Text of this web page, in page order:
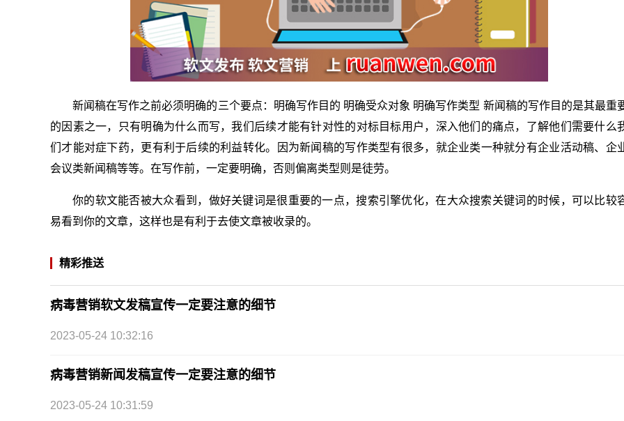
新闻稿在写作之前必须明确的三个要点：明确写作目的 明确受众对象 明确写作类型 新闻稿的写作目的是其最重
的因素之一，只有明确为什么而写，我们后续才能有针对性的对标目标用户，深入他们的痛点，了解他们需要什么
们才能对症下药，更有利于后续的利益转化。因为新闻稿的写作类型有很多，就企业类一种就分有企业活动稿、企
会议类新闻稿等等。在写作前，一定要明确，否则偏离类型则是徒劳。
你的软文能否被大众看到，做好关键词是很重要的一点，搜索引擎优化，在大众搜索关键词的时候，可以比较
易看到你的文章，这样也是有利于去使文章被收录的。
精彩推送
病毒营销软文发稿宣传一定要注意的细节
2023-05-24 10:32:16
病毒营销新闻发稿宣传一定要注意的细节
2023-05-24 10:31:59